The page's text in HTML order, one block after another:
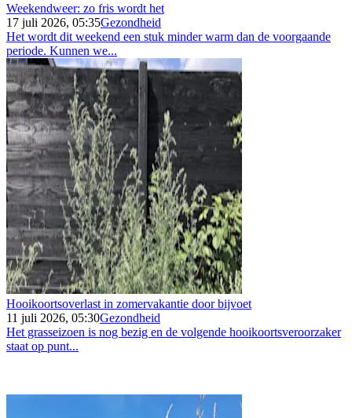
Weekendweer: zo fris wordt het
17 juli 2026, 05:35Gezondheid
Het wordt dit weekend een stuk minder warm dan de voorgaande
periode. Kunnen we...
Hooikoortsoverlast in zomervakantie door bijvoet
11 juli 2026, 05:30Gezondheid
Het grasseizoen is nog bezig en de volgende hooikoortsveroorzaker
staat op punt...